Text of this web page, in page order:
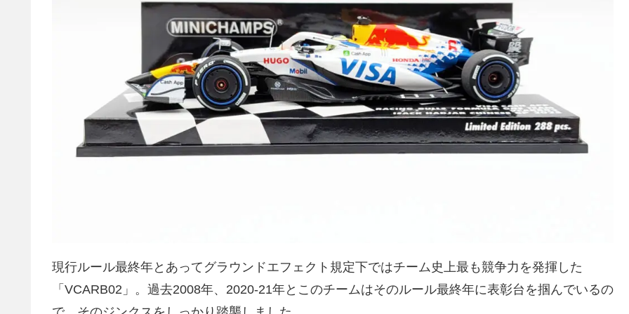
現行ルール最終年とあってグラウンドエフェクト規定下ではチーム史上最も競争力を発揮した
「VCARB02」。過去2008年、2020-21年とこのチームはそのルール最終年に表彰台を掴んでいるの